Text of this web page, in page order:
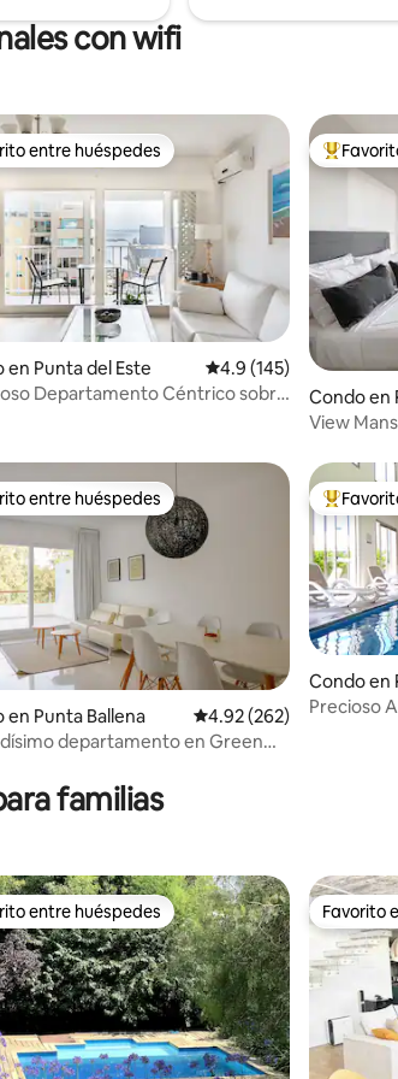
con wifi
4.91 de 5, 172 reseñas
entre huéspedes
entre huéspedes
en Punta del Este Calificación promedio:
4.9 (145)
Departamento Céntrico sobre
Favorito
Condo en
View
4.89 de 5, 174 reseñas
entre huéspedes
entre huéspedes
en Punta Ballena Calificación promedio:
4.92 (262)
departamento en Green
Favorito
Condo en
Precioso
familias
entre huéspedes
entre huéspedes Favorito
Favorito